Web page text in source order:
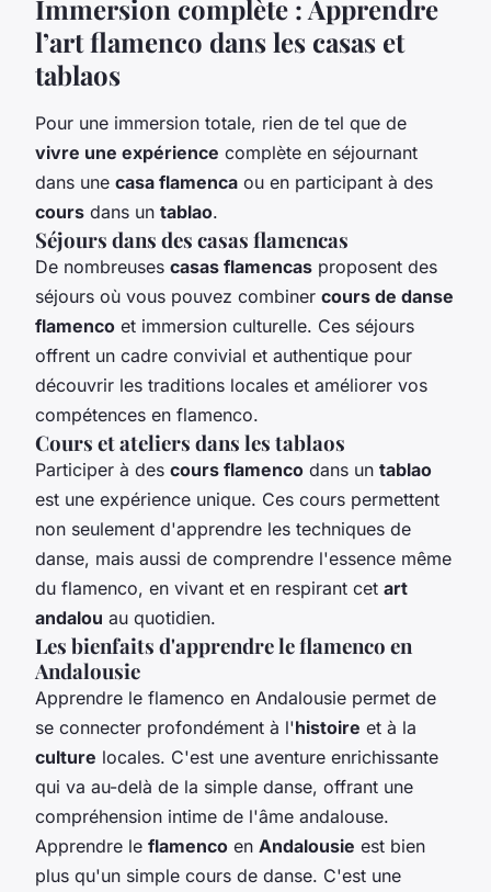
Immersion complète : Apprendre
l’art flamenco dans les casas et
tablaos
Pour une immersion totale, rien de tel que de
vivre une expérience complète en séjournant
dans une casa flamenca ou en participant à des
cours dans un tablao.
Séjours dans des casas flamencas
De nombreuses casas flamencas proposent des
séjours où vous pouvez combiner cours de danse
flamenco et immersion culturelle. Ces séjours
offrent un cadre convivial et authentique pour
découvrir les traditions locales et améliorer vos
compétences en flamenco.
Cours et ateliers dans les tablaos
Participer à des cours flamenco dans un tablao
est une expérience unique. Ces cours permettent
non seulement d'apprendre les techniques de
danse, mais aussi de comprendre l'essence même
du flamenco, en vivant et en respirant cet art
andalou au quotidien.
Les bienfaits d'apprendre le flamenco en
Andalousie
Apprendre le flamenco en Andalousie permet de
se connecter profondément à l'histoire et à la
culture locales. C'est une aventure enrichissante
qui va au-delà de la simple danse, offrant une
compréhension intime de l'âme andalouse.
Apprendre le flamenco en Andalousie est bien
plus qu'un simple cours de danse. C'est une